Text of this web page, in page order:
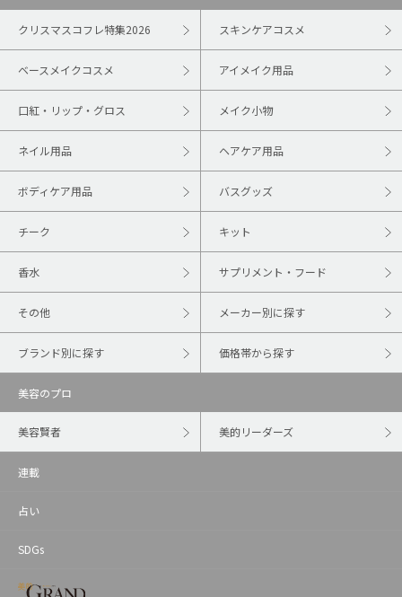
クリスマスコフレ特集2026 スキンケアコスメ
ベースメイクコスメ アイメイク用品
口紅・リップ・グロス メイク小物
ネイル用品 ヘアケア用品
ボディケア用品 バスグッズ
チーク キット
香水 サプリメント・フード
その他 メーカー別に探す
ブランド別に探す 価格帯から探す
美容のプロ
美容賢者 美的リーダーズ
連載
占い
SDGs